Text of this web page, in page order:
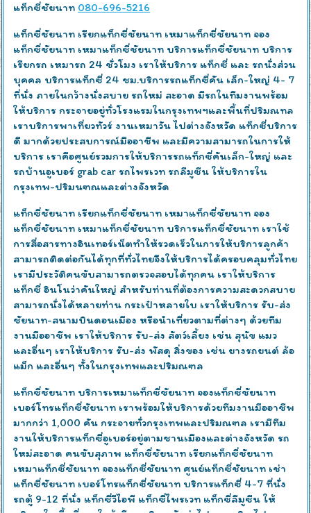
แท็กซี่ชัยนาท 080-696-5216
แท็กซี่ชัยนาท เรียกแท็กซี่ชัยนาท เหมาแท็กซี่ชัยนาท จอง
แท็กซี่ชัยนาท เหมาแท็กซี่ชัยนาท บริการแท็กซี่ชัยนาท บริการ
เรียกรถ เหมารถ 24 ชั่วโมง เราให้บริการ แท็กซี่ และ รถนั่งส่วน
บุคคล บริการแท็กซี่ 24 ชม.บริการรถแท็กซี่คัน เล็ก-ใหญ่ 4- 7
ที่นั่ง ภายในกว้างนั่งสบาย รถใหม่ สะอาด มีรถในทีมงานพร้อม
ให้บริการ กระจายอยู่ทั่วโรงแรมในกรุงเทพฯและพื้นที่ปริมณทล
เราบริการพาเที่ยวทัวร์ งานเหมาวัน ไปต่างจังหวัด แท็กซี่บริการ
ดี มากด้วยประสบการณ์มืออาชีพ และมีความสามารถในการให้
บริการ เราคือศูนย์รวมการให้บริการรถแท็กซี่คันเล็ก-ใหญ่ และ
รถบ้านอูเบอร์ grab car รถไพรเวท รถลีมูซีน ให้บริการใน
กรุงเทพ-ปริมนฑณและต่างจังหวัด
แท็กซี่ชัยนาท เรียกแท็กซี่ชัยนาท เหมาแท็กซี่ชัยนาท จอง
แท็กซี่ชัยนาท เหมาแท็กซี่ชัยนาท บริการแท็กซี่ชัยนาท เราใช้
การสื่อสารทางอินเทอร์เน็ตทำให้รวดเร็วในการให้บริการลูกค้า
สามารถติดต่อกันได้ทุกที่ทั่วไทยจึงให้บริการได้ครอบคลุมทั่วไทย
เรามีประวัติคนขับสามารถตรวจสอบได้ทุกคน เราให้บริการ
แท็กซี่ อินโนว่าคันใหญ่ สำหรับท่านที่ต้องการความสะดวกสบาย
สามารถนั่งได้หลายท่าน กระเป๋าหลายใบ เราให้บริการ รับ-ส่ง
ชัยนาท-สนามบินดอนเมือง หรือนำเที่ยวตามที่ต่างๆ ด้วยทีม
งานมืออาชีพ เราให้บริการ รับ-ส่ง สัตว์เลี้ยง เช่น สุนัข แมว
และอื่นๆ เราให้บริการ รับ-ส่ง พัสดุ สิ่งของ เช่น ยางรถยนต์ ล้อ
แม็ก และอื่นๆ ทั้งในกรุงเทพและปริมณฑล
แท็กซี่ชัยนาท บริการเหมาแท็กซี่ชัยนาท จองแท็กซี่ชัยนาท
เบอร์โทรแท็กซี่ชัยนาท เราพร้อมให้บริการด้วยทีมงานมืออาชีพ
มากกว่า 1,000 คัน กระจายทั่วกรุงเทพและปริมณฑล เรามีทีม
งานให้บริการแท็กซี่อูเบอร์อยู่ตามชานเมืองและต่างจังหวัด รถ
ใหม่สะอาด คนขับสุภาพ แท็กซี่ชัยนาท เรียกแท็กซี่ชัยนาท
เหมาแท็กซี่ชัยนาท จองแท็กซี่ชัยนาท ศูนย์แท็กซี่ชัยนาท เช่า
แท็กซี่ชัยนาท เบอร์โทรแท็กซี่ชัยนาท บริการแท็กซี่ 4-7 ที่นั่ง
รถตู้ 9-12 ที่นั่ง แท็กซี่วีไอพี แท็กซี่ไพรเวท แท็กซี่ลีมูซีน ให้